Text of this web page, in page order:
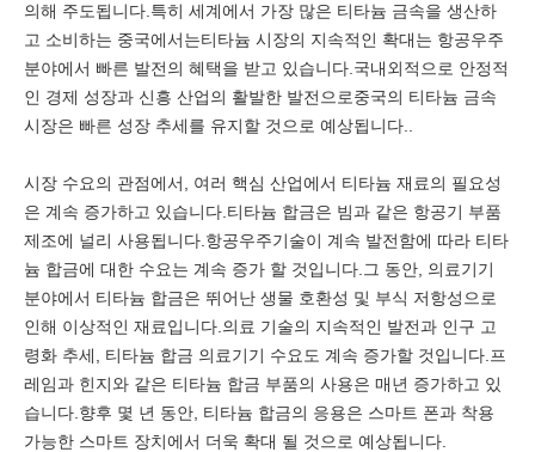
의해 주도됩니다.특히 세계에서 가장 많은 티타늄 금속을 생산하
고 소비하는 중국에서는티타늄 시장의 지속적인 확대는 항공우주
분야에서 빠른 발전의 혜택을 받고 있습니다.국내외적으로 안정적
인 경제 성장과 신흥 산업의 활발한 발전으로중국의 티타늄 금속
시장은 빠른 성장 추세를 유지할 것으로 예상됩니다..
시장 수요의 관점에서, 여러 핵심 산업에서 티타늄 재료의 필요성
은 계속 증가하고 있습니다.티타늄 합금은 빔과 같은 항공기 부품
제조에 널리 사용됩니다.항공우주기술이 계속 발전함에 따라 티타
늄 합금에 대한 수요는 계속 증가 할 것입니다.그 동안, 의료기기
분야에서 티타늄 합금은 뛰어난 생물 호환성 및 부식 저항성으로
인해 이상적인 재료입니다.의료 기술의 지속적인 발전과 인구 고
령화 추세, 티타늄 합금 의료기기 수요도 계속 증가할 것입니다.프
레임과 힌지와 같은 티타늄 합금 부품의 사용은 매년 증가하고 있
습니다.향후 몇 년 동안, 티타늄 합금의 응용은 스마트 폰과 착용
가능한 스마트 장치에서 더욱 확대 될 것으로 예상됩니다.